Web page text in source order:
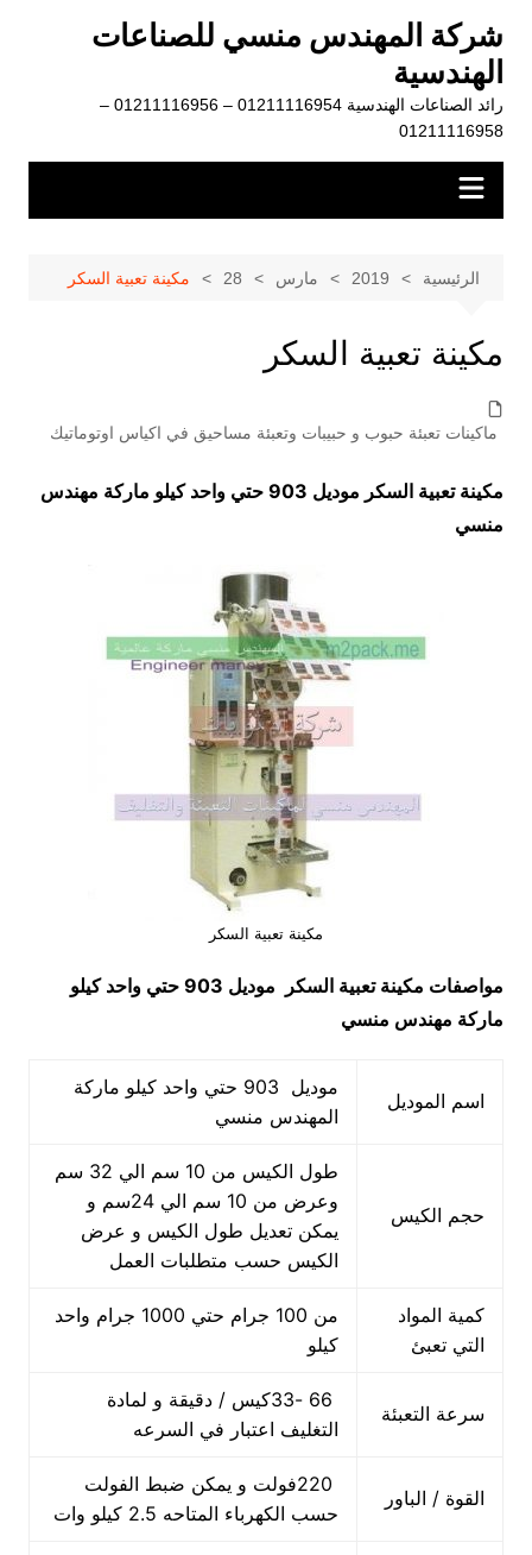
المحتوى
شركة المهندس منسي للصناعات
الهندسية
رائد الصناعات الهندسية 01211116954 – 01211116956 –
01211116958
الرئيسية 2019 مارس 28 مكينة تعبية السكر
مكينة تعبية السكر
ماكينات تعبئة حبوب و حبيبات وتعبئة مساحيق في اكياس اوتوماتيك
مكينة تعبية السكر موديل 903 حتي واحد كيلو ماركة مهندس
منسي
مكينة تعبية السكر
مواصفات مكينة تعبية السكر
موديل 903 حتي واحد كيلو
ماركة مهندس منسي
اسم الموديل
موديل 903 حتي واحد كيلو ماركة
المهندس منسي
حجم الكيس
طول الكيس من 10 سم الي 32 سم
وعرض من 10 سم الي 24سم و
يمكن تعديل طول الكيس و عرض
الكيس حسب متطلبات العمل
كمية المواد
التي تعبئ
من 100 جرام حتي 1000 جرام واحد
كيلو
سرعة التعبئة
66 -33كيس / دقيقة و لمادة
التغليف اعتبار في السرعه
القوة / الباور
220فولت و يمكن ضبط الفولت
حسب الكهرباء المتاحه 2.5 كيلو وات